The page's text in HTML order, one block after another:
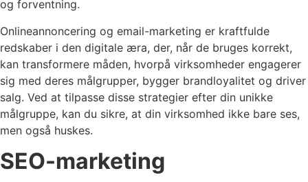
og forventning.
Onlineannoncering og email-marketing er kraftfulde
redskaber i den digitale æra, der, når de bruges korrekt,
kan transformere måden, hvorpå virksomheder engagerer
sig med deres målgrupper, bygger brandloyalitet og driver
salg. Ved at tilpasse disse strategier efter din unikke
målgruppe, kan du sikre, at din virksomhed ikke bare ses,
men også huskes.
SEO-marketing